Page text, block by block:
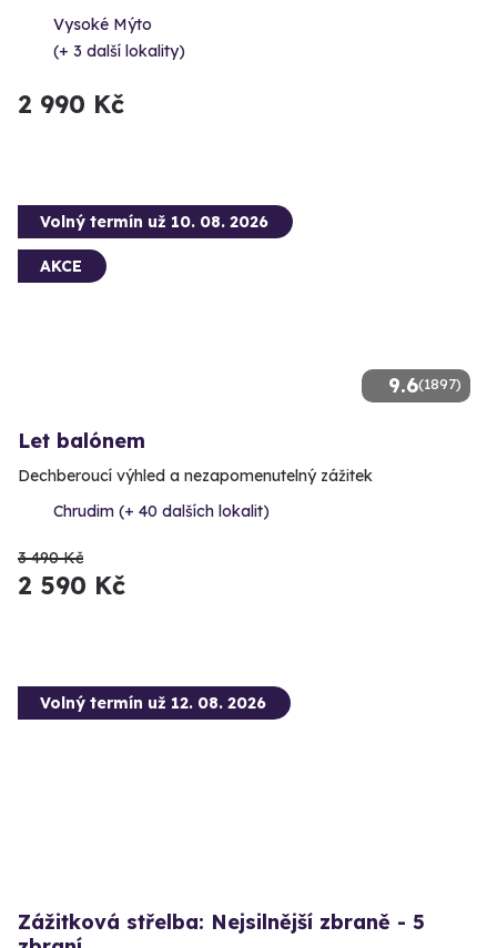
Vysoké Mýto
(+ 3 další lokality)
2 990 Kč
9.6(1897)
Volný termín už 10. 08. 2026
AKCE
Let balónem
Dechberoucí výhled a nezapomenutelný zážitek
Chrudim (+ 40 dalších lokalit)
3 490 Kč
2 590 Kč
Volný termín už 12. 08. 2026
Zážitková střelba: Nejsilnější zbraně - 5